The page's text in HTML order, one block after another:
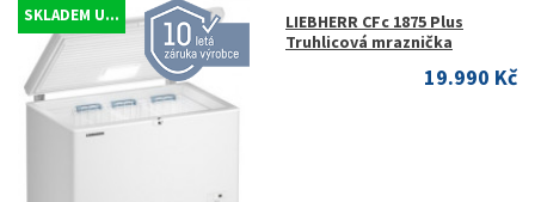
SKLADEM U...
LIEBHERR CFc 1875 Plus
Truhlicová mraznička
19.990 Kč